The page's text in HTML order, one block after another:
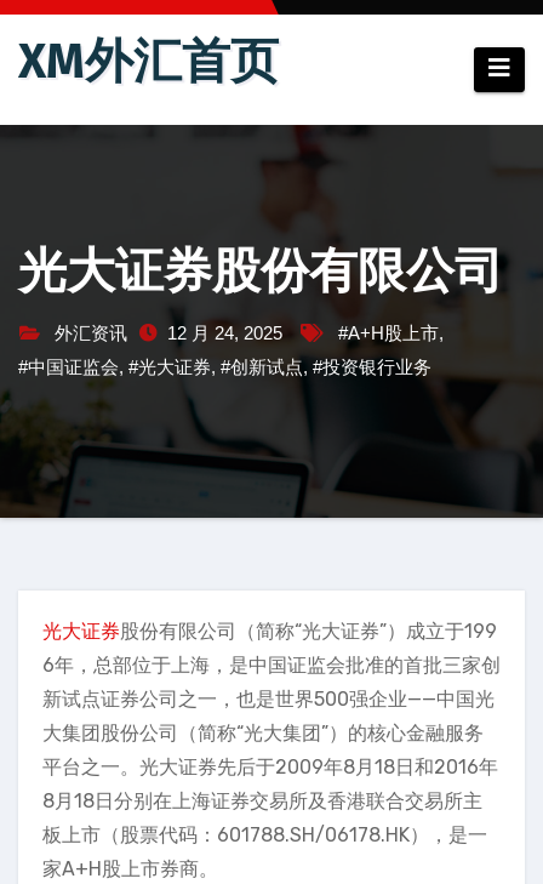
跳
XM外汇首页
光大证券股份有限公司
外汇资讯 12 月 24, 2025 #A+H股上市,
#中国证监会, #光大证券, #创新试点, #投资银行业务
光大证券股份有限公司（简称“光大证券”）成立于199
6年，总部位于上海，是中国证监会批准的首批三家创
新试点证券公司之一，也是世界500强企业——中国光
大集团股份公司（简称“光大集团”）的核心金融服务
平台之一。光大证券先后于2009年8月18日和2016年
8月18日分别在上海证券交易所及香港联合交易所主
板上市（股票代码：601788.SH/06178.HK），是一
家A+H股上市券商。